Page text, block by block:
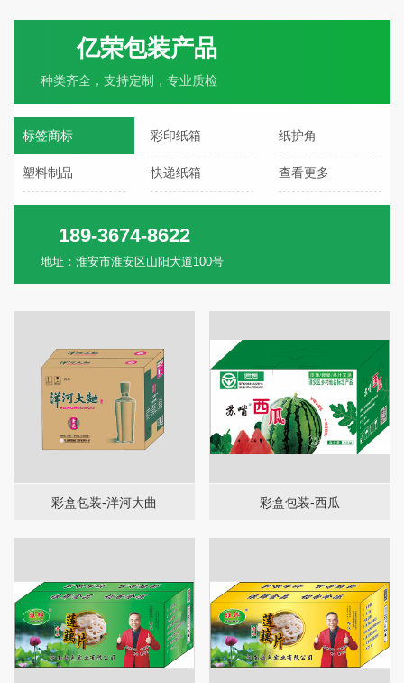
亿荣包装产品
种类齐全，支持定制，专业质检
标签商标 彩印纸箱 纸护角
塑料制品 快递纸箱 查看更多
189-3674-8622
地址：淮安市淮安区山阳大道100号
彩盒包装-洋河大曲 彩盒包装-西瓜